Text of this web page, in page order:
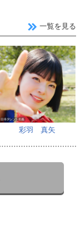
一覧を見る
彩羽 真矢